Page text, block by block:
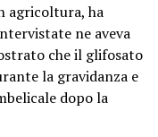
agricoltura, ha
ne aveva
che il glifosato
la gravidanza e
dopo la